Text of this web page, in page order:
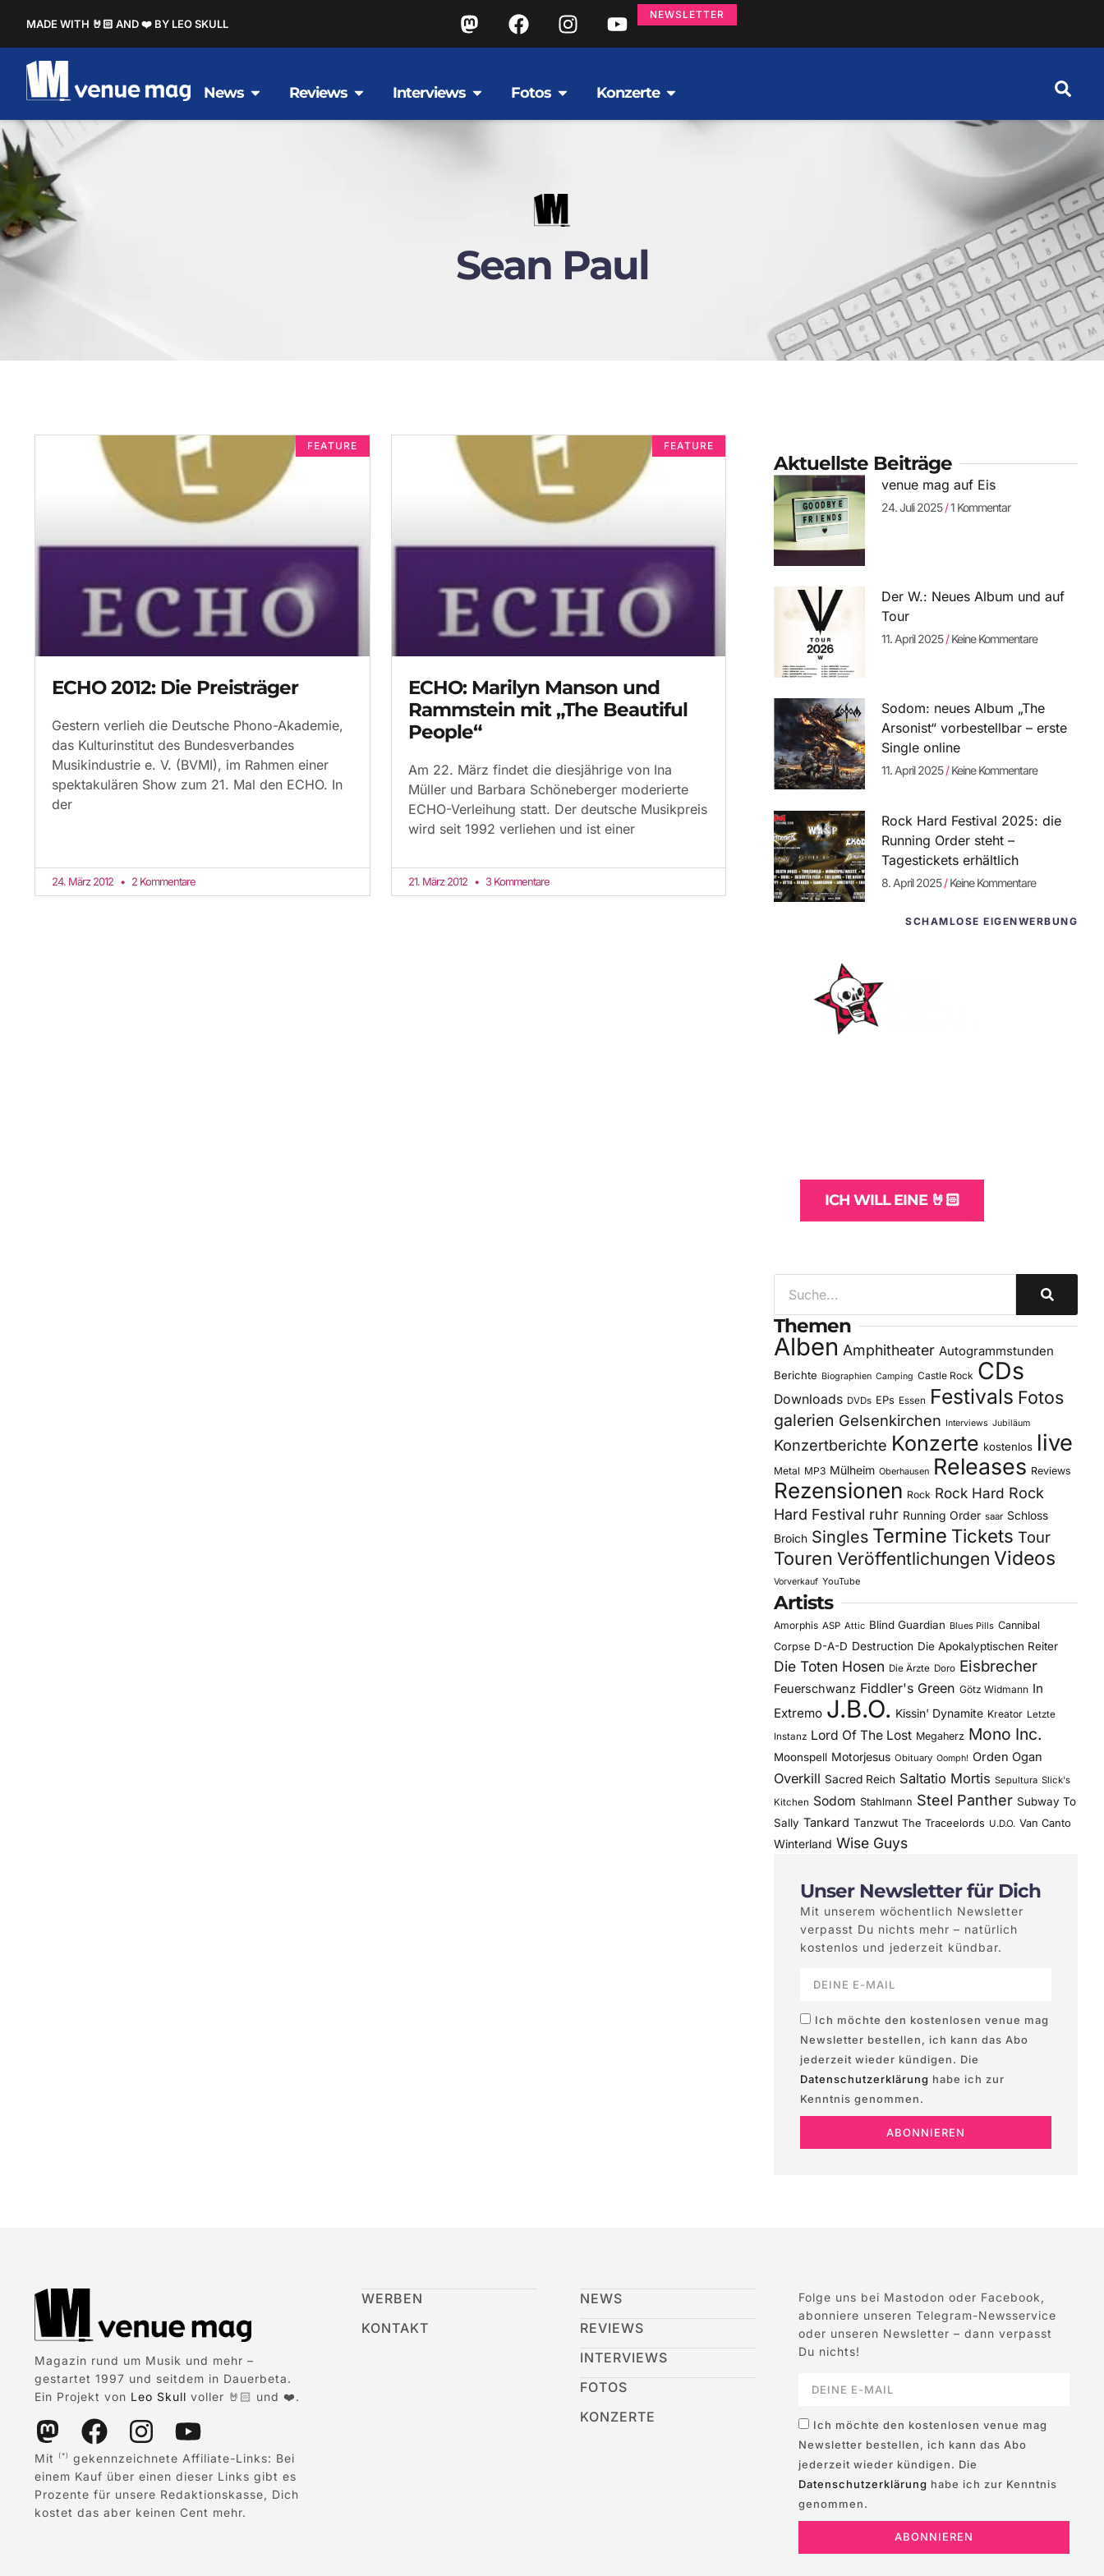
MADE WITH 🤘🏻 AND ❤️ BY LEO SKULL
NEWSLETTER
News Reviews Interviews Fotos Konzerte
Sean Paul
FEATURE
ECHO 2012: Die Preisträger
Gestern verlieh die Deutsche Phono-Akademie,
das Kulturinstitut des Bundesverbandes
Musikindustrie e. V. (BVMI), im Rahmen einer
spektakulären Show zum 21. Mal den ECHO. In
der
24. März 2012 2 Kommentare
FEATURE
ECHO: Marilyn Manson und
Rammstein mit „The Beautiful
People“
Am 22. März findet die diesjährige von Ina
Müller und Barbara Schöneberger moderierte
ECHO-Verleihung statt. Der deutsche Musikpreis
wird seit 1992 verliehen und ist einer
21. März 2012 3 Kommentare
Aktuellste Beiträge
venue mag auf Eis
24. Juli 2025 1 Kommentar
Der W.: Neues Album und auf
Tour
11. April 2025 Keine Kommentare
Sodom: neues Album „The
Arsonist“ vorbestellbar – erste
Single online
11. April 2025 Keine Kommentare
Rock Hard Festival 2025: die
Running Order steht –
Tagestickets erhältlich
8. April 2025 Keine Kommentare
SCHAMLOSE EIGENWERBUNG
ICH WILL EINE 🤘🏻
Themen
Alben Amphitheater Autogrammstunden
Berichte Biographien Camping Castle Rock CDs
Downloads DVDs EPs Essen Festivals Fotos
galerien Gelsenkirchen Interviews Jubiläum
Konzertberichte Konzerte kostenlos live
Metal MP3 Mülheim Oberhausen Releases Reviews
Rezensionen Rock Rock Hard Rock
Hard Festival ruhr Running Order saar Schloss
Broich Singles Termine Tickets Tour
Touren Veröffentlichungen Videos
Vorverkauf YouTube
Artists
Amorphis ASP Attic Blind Guardian Blues Pills Cannibal
Corpse D-A-D Destruction Die Apokalyptischen Reiter
Die Toten Hosen Die Ärzte Doro Eisbrecher
Feuerschwanz Fiddler's Green Götz Widmann In
Extremo J.B.O. Kissin' Dynamite Kreator Letzte
Instanz Lord Of The Lost Megaherz Mono Inc.
Moonspell Motorjesus Obituary Oomph! Orden Ogan
Overkill Sacred Reich Saltatio Mortis Sepultura Slick's
Kitchen Sodom Stahlmann Steel Panther Subway To
Sally Tankard Tanzwut The Traceelords U.D.O. Van Canto
Winterland Wise Guys
Unser Newsletter für Dich
Mit unserem wöchentlich Newsletter
verpasst Du nichts mehr – natürlich
kostenlos und jederzeit kündbar.
Ich möchte den kostenlosen venue mag
Newsletter bestellen, ich kann das Abo
jederzeit wieder kündigen. Die
Datenschutzerklärung habe ich zur
Kenntnis genommen.
ABONNIEREN
Magazin rund um Musik und mehr –
gestartet 1997 und seitdem in Dauerbeta.
Ein Projekt von Leo Skull voller 🤘🏻 und ❤️.
Mit (*)
gekennzeichnete Affiliate-Links: Bei
einem Kauf über einen dieser Links gibt es
Prozente für unsere Redaktionskasse, Dich
kostet das aber keinen Cent mehr.
WERBEN
KONTAKT
NEWS
REVIEWS
INTERVIEWS
FOTOS
KONZERTE
Folge uns bei Mastodon oder Facebook,
abonniere unseren Telegram-Newsservice
oder unseren Newsletter – dann verpasst
Du nichts!
Ich möchte den kostenlosen venue mag
Newsletter bestellen, ich kann das Abo
jederzeit wieder kündigen. Die
Datenschutzerklärung habe ich zur Kenntnis
genommen.
ABONNIEREN